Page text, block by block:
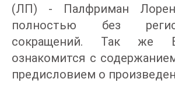
(ЛП) - Палфриман
полностью без
сокращений. Так же
ознакомится с
предисловием о